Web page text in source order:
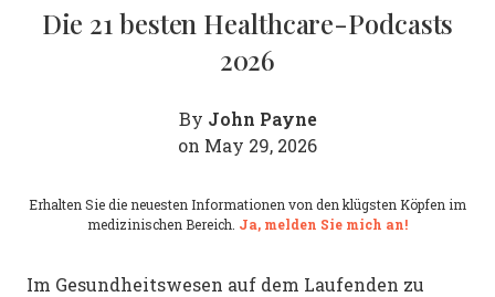
Die 21 besten Healthcare-Podcasts
2026
By John Payne
on May 29, 2026
Erhalten Sie die neuesten Informationen von den klügsten Köpfen im
medizinischen Bereich. Ja, melden Sie mich an!
Im Gesundheitswesen auf dem Laufenden zu